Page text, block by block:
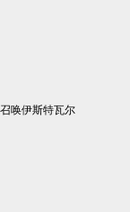
召唤伊斯特瓦尔